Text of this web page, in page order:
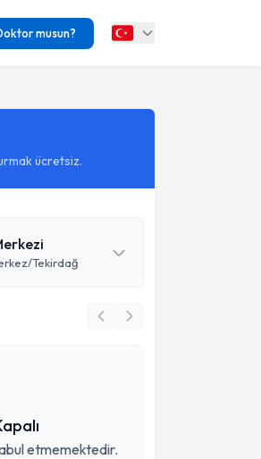
musun?
ücretsiz.
Tekirdağ
etmemektedir.